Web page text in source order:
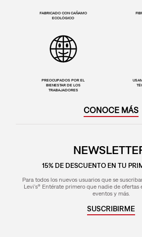
FABRICADO CON CAÑAMO
ECOLÓGICO
PREOCUPADOS POR EL
BIENESTAR DE LOS
TRABAJADORES
CONOCE MÁS
15% DE DESCUENTO EN TU
Para todos los nuevos usuarios que se
Levi's® Entérate primero que nadie de ofertas
eventos y más.
SUSCRIBIRME